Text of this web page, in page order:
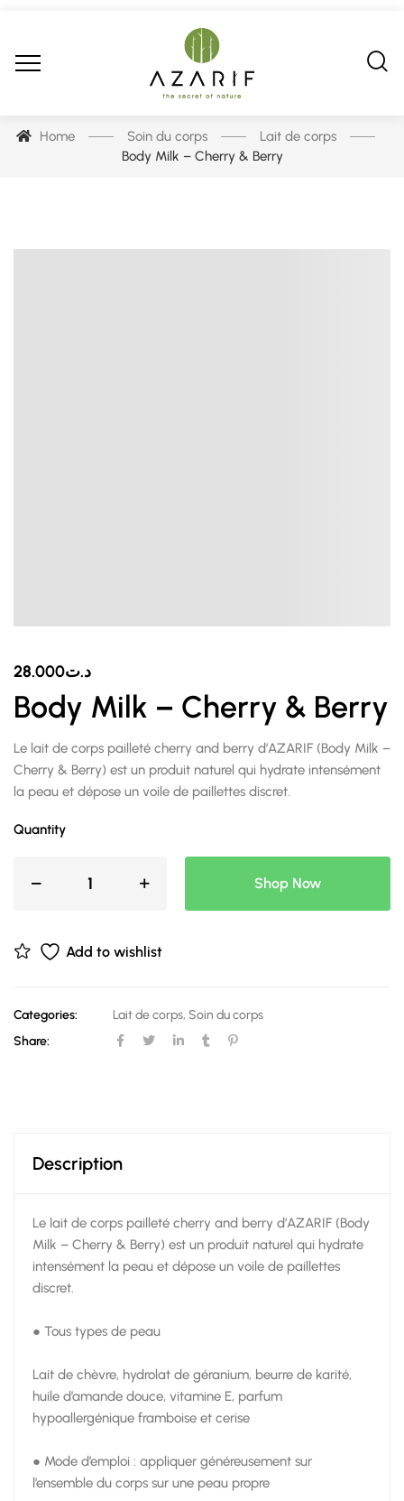
Home Soin du corps
Lait de corps
Body Milk – Cherry & Berry
د.ت28.000
Body Milk – Cherry & Berry
Le lait de corps pailleté cherry and berry d’AZARIF (Body Milk –
Cherry & Berry) est un produit naturel qui hydrate intensément
la peau et dépose un voile de paillettes discret.
Quantity
Shop Now
Add to wishlist
Categories: Lait de corps, Soin du corps
Share:
Description
Le lait de corps pailleté cherry and berry d’AZARIF (Body
Milk – Cherry & Berry) est un produit naturel qui hydrate
intensément la peau et dépose un voile de paillettes
discret.
● Tous types de peau
Lait de chèvre, hydrolat de géranium, beurre de karité,
huile d’amande douce, vitamine E, parfum
hypoallergénique framboise et cerise
● Mode d’emploi : appliquer généreusement sur
l’ensemble du corps sur une peau propre